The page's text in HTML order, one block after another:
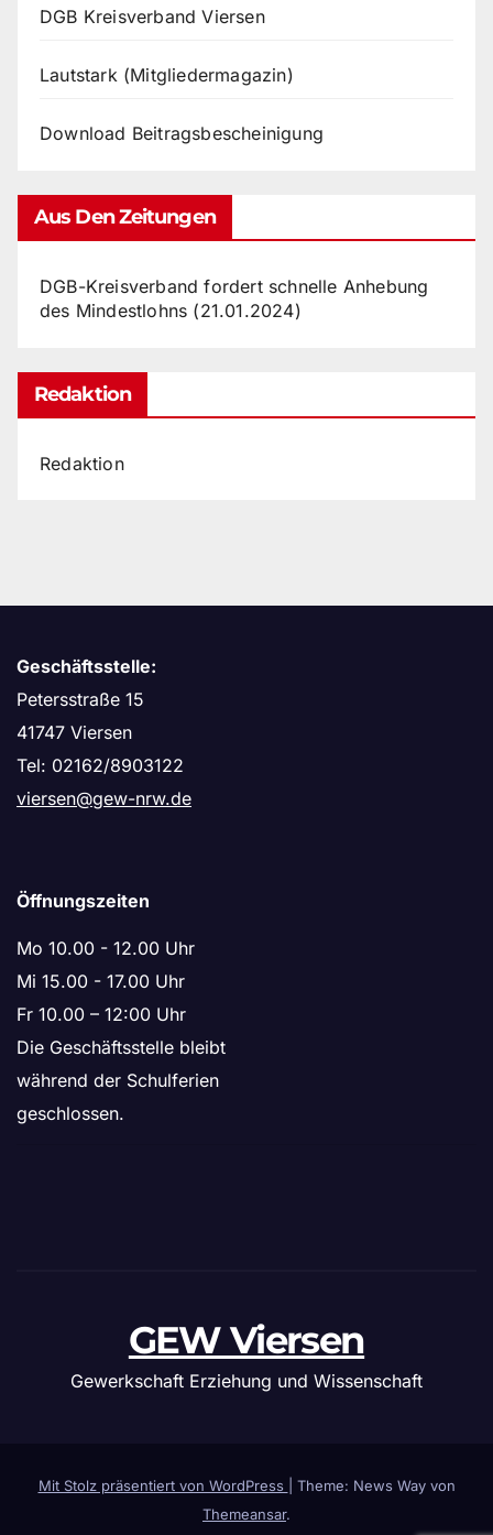
DGB Kreisverband Viersen
Lautstark (Mitgliedermagazin)
Download Beitragsbescheinigung
Aus Den Zeitungen
DGB-Kreisverband fordert schnelle Anhebung
des Mindestlohns (21.01.2024)
Redaktion
Redaktion
Geschäftsstelle:
Petersstraße 15
41747 Viersen
Tel: 02162/8903122
viersen@gew-nrw.de
Öffnungszeiten
Mo 10.00 - 12.00 Uhr
Mi 15.00 - 17.00 Uhr
Fr 10.00 – 12:00 Uhr
Die Geschäftsstelle bleibt
während der Schulferien
geschlossen.
GEW Viersen
Gewerkschaft Erziehung und Wissenschaft
Mit Stolz präsentiert von WordPress
Theme: News Way von
Themeansar.